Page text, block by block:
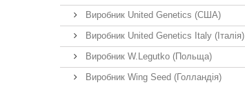
Виробник United Genetics (США)
Виробник United Genetics Italy (Італія)
Виробник W.Legutko (Польща)
Виробник Wing Seed (Голландія)